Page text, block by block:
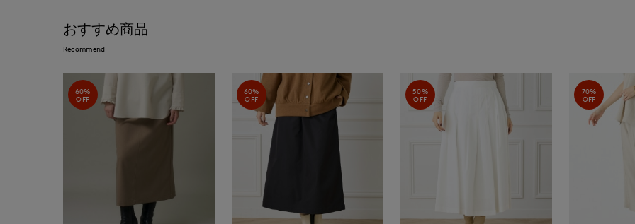
おすすめ商品
Recommend
60%
OFF
60%
OFF
50%
OFF
70%
OFF